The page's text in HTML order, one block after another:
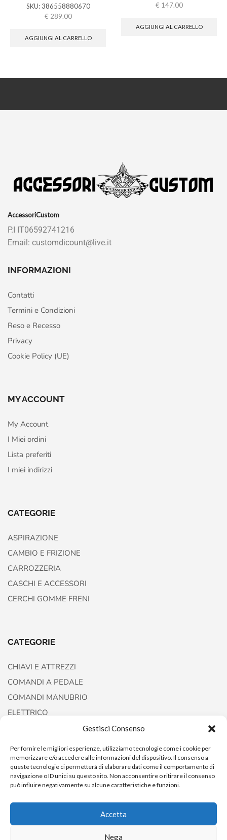
Gestisci Consenso
Per fornire le migliori esperienze, utilizziamo tecnologie come i cookie per
memorizzare e/o accedere alle informazioni del dispositivo. Il consenso a
queste tecnologie ci permetterà di elaborare dati come il comportamento di
navigazione o ID unici su questo sito. Non acconsentire o ritirare il consenso
può influire negativamente su alcune caratteristiche e funzioni.
Accetta
Nega
SKU: 386558880670
€ 289.00
AGGIUNGI AL CARRELLO
€ 147.00
AGGIUNGI AL CARRELLO
AccessoriCustom
P.I IT06592741216
Email: customdicount@live.it
INFORMAZIONI
Contatti
Termini e Condizioni
Reso e Recesso
Privacy
Cookie Policy (UE)
MY ACCOUNT
My Account
I Miei ordini
Lista preferiti
I miei indirizzi
CATEGORIE
ASPIRAZIONE
CAMBIO E FRIZIONE
CARROZZERIA
CASCHI E ACCESSORI
CERCHI GOMME FRENI
CATEGORIE
CHIAVI E ATTREZZI
COMANDI A PEDALE
COMANDI MANUBRIO
ELETTRICO
FORCELLE E AMMORTIZZATORI
Copyright © 2022AccessoriCustom